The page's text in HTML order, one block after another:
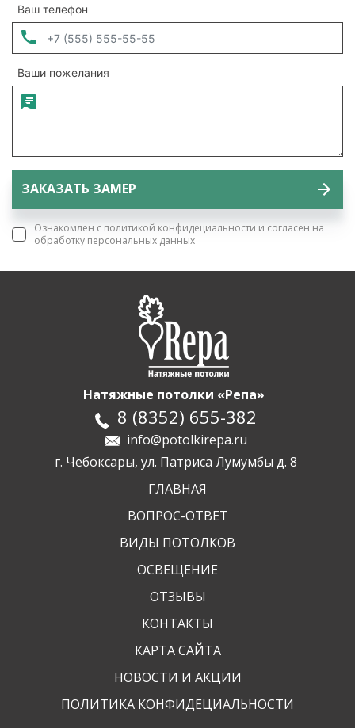
Ваш телефон
Ваши пожелания
Ознакомлен с политикой конфидециальности и согласен на
обработку персональных данных
Натяжные потолки «Репа»
8 (8352) 655-382
info@potolkirepa.ru
г. Чебоксары, ул. Патриса Лумумбы д. 8
ГЛАВНАЯ
ВОПРОС-ОТВЕТ
ВИДЫ ПОТОЛКОВ
ОСВЕЩЕНИЕ
ОТЗЫВЫ
КОНТАКТЫ
КАРТА САЙТА
НОВОСТИ И АКЦИИ
ПОЛИТИКА КОНФИДЕЦИАЛЬНОСТИ